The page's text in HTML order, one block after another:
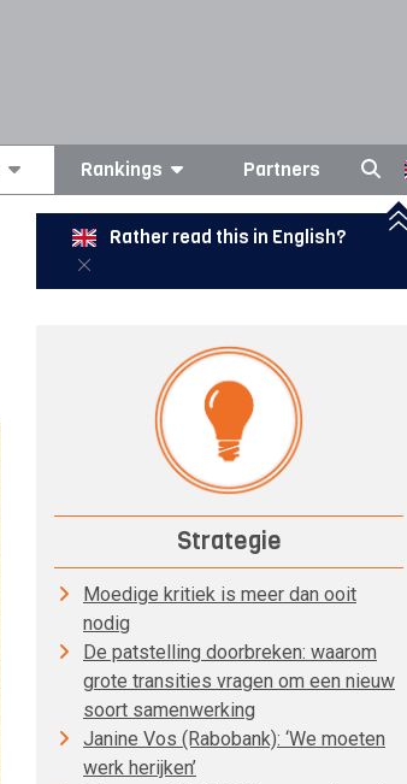
Rankings Partners
Rather read this in English?
Strategie
Moedige kritiek is meer dan ooit
nodig
De patstelling doorbreken: waarom
grote transities vragen om een nieuw
soort samenwerking
Janine Vos (Rabobank): ‘We moeten
werk herijken’